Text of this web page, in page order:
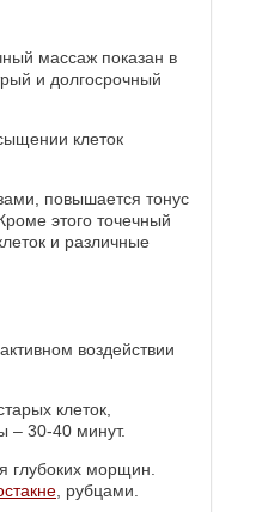
массаж показан в
и долгосрочный
клеток
повышается тонус
этого точечный
и различные
воздействии
клеток,
– 30-40 минут.
глубоких морщин.
, рубцами.